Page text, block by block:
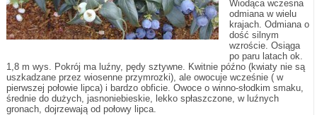
Wiodąca wczesna
odmiana w wielu
krajach. Odmiana o
dość silnym
wzroście. Osiąga
po paru latach ok.
1,8 m wys. Pokrój ma luźny, pędy sztywne. Kwitnie późno (kwiaty nie są
uszkadzane przez wiosenne przymrozki), ale owocuje wcześnie ( w
pierwszej połowie lipca) i bardzo obficie. Owoce o winno-słodkim smaku,
średnie do dużych, jasnoniebieskie, lekko spłaszczone, w luźnych
gronach, dojrzewają od połowy lipca.